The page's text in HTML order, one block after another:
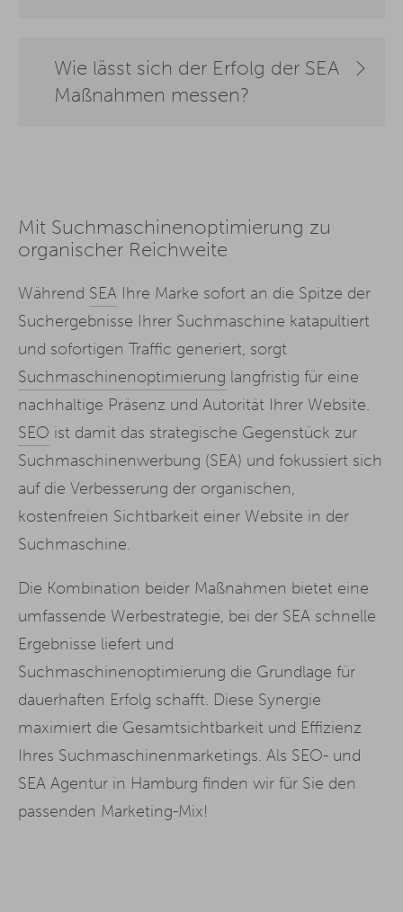
Wie lässt sich der Erfolg der SEA
Maßnahmen messen?
Mit Suchmaschinenoptimierung zu
organischer Reichweite
Während SEA Ihre Marke sofort an die Spitze der
Suchergebnisse Ihrer Suchmaschine katapultiert
und sofortigen Traffic generiert, sorgt
Suchmaschinenoptimierung langfristig für eine
nachhaltige Präsenz und Autorität Ihrer Website.
SEO ist damit das strategische Gegenstück zur
Suchmaschinenwerbung (SEA) und fokussiert sich
auf die Verbesserung der organischen,
kostenfreien Sichtbarkeit einer Website in der
Suchmaschine.
Die Kombination beider Maßnahmen bietet eine
umfassende Werbestrategie, bei der SEA schnelle
Ergebnisse liefert und
Suchmaschinenoptimierung die Grundlage für
dauerhaften Erfolg schafft. Diese Synergie
maximiert die Gesamtsichtbarkeit und Effizienz
Ihres Suchmaschinenmarketings. Als SEO- und
SEA Agentur in Hamburg finden wir für Sie den
passenden Marketing-Mix!